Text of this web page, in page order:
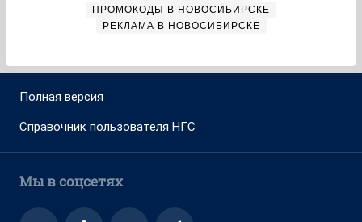
ПРОМОКОДЫ В НОВОСИБИРСКЕ
РЕКЛАМА В НОВОСИБИРСКЕ
Полная версия
Справочник пользователя НГС
Мы в соцсетях